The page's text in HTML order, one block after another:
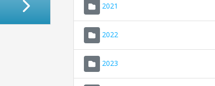
2021
2022
2023